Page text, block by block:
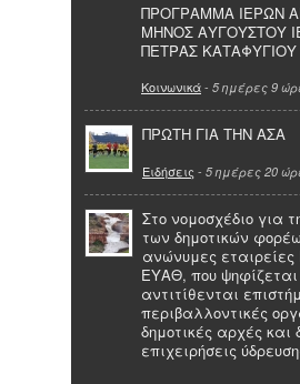
ΠΡΟΓΡΑΜΜΑ ΙΕΡΩΝ
ΜΗΝΟΣ ΑΥΓΟΥΣΤΟΥ
ΠΕΤΡΑΣ
Κοινωνικά- 5 ημέρες 9
ΠΡΩΤΗ ΓΙΑ ΤΗΝ ΑΣΑ
Ειδήσεις - 5 ημέρες 20
Στο νομοσχέδιο για
των δημοτικών
ανώνυμες
ΕΥΑΘ, που
αντιτίθενται
περιβαλλοντικές
δημοτικές αρχές και
επιχειρήσεις